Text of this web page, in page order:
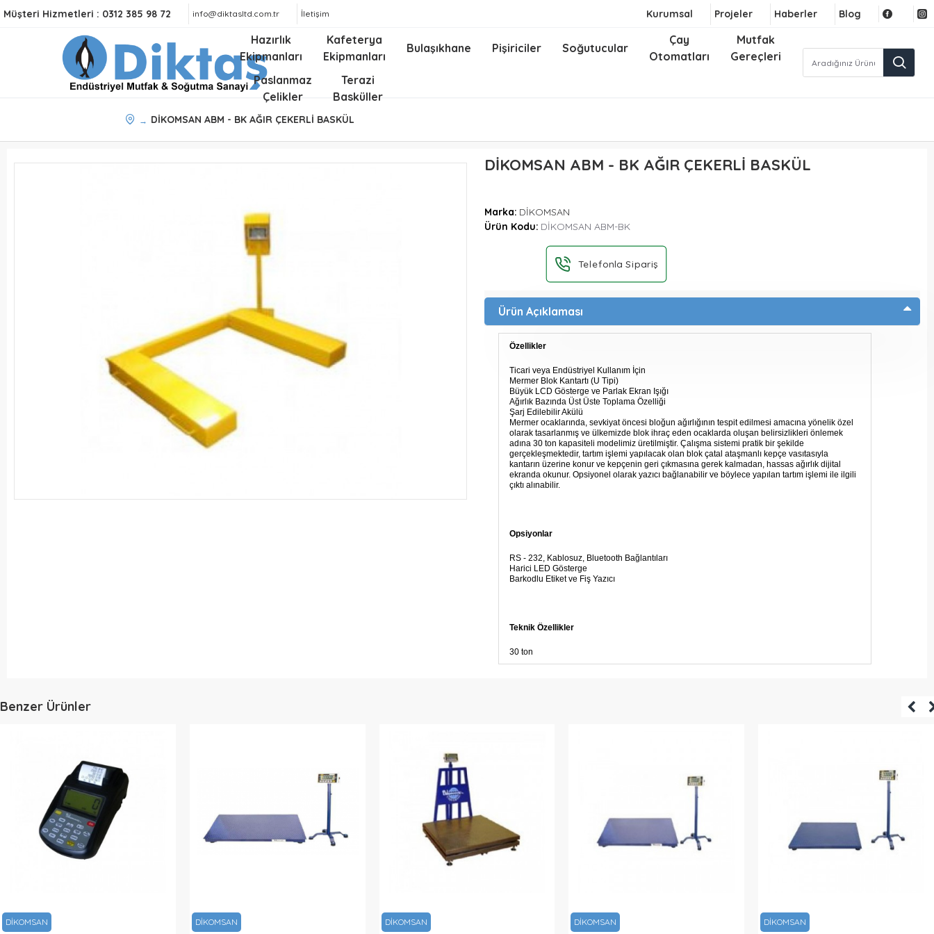
Müşteri Hizmetleri : 0312 385 98 72 info@diktasltd.com.tr İletişim Kurumsal Projeler Haberler Blog
Hazırlık
Ekipmanları
Kafeterya
Ekipmanları
Bulaşıkhane Pişiriciler Soğutucular
Çay
Otomatları
Mutfak
Gereçleri
Paslanmaz
Çelikler
Terazi
Basküller
DİKOMSAN ABM - BK AĞIR ÇEKERLİ BASKÜL
DİKOMSAN ABM - BK AĞIR ÇEKERLİ BASKÜL
Marka: DİKOMSAN
Ürün Kodu: DİKOMSAN ABM-BK
Telefonla Sipariş
Ürün Açıklaması
Özellikler
Ticari veya Endüstriyel Kullanım İçin
Mermer Blok Kantartı (U Tipi)
Büyük LCD Gösterge ve Parlak Ekran Işığı
Ağırlık Bazında Üst Üste Toplama Özelliği
Şarj Edilebilir Akülü
Mermer ocaklarında, sevkiyat öncesi bloğun ağırlığının tespit edilmesi amacına yönelik özel
olarak tasarlanmış ve ülkemizde blok ihraç eden ocaklarda oluşan belirsizlikleri önlemek
adına 30 ton kapasiteli modelimiz üretilmiştir. Çalışma sistemi pratik bir şekilde
gerçekleşmektedir, tartım işlemi yapılacak olan blok çatal ataşmanlı kepçe vasıtasıyla
kantarın üzerine konur ve kepçenin geri çıkmasına gerek kalmadan, hassas ağırlık dijital
ekranda okunur. Opsiyonel olarak yazıcı bağlanabilir ve böylece yapılan tartım işlemi ile ilgili
çıktı alınabilir.
Opsiyonlar
RS - 232, Kablosuz, Bluetooth Bağlantıları
Harici LED Gösterge
Barkodlu Etiket ve Fiş Yazıcı
Teknik Özellikler
30 ton
Benzer Ürünler
DİKOMSAN DİKOMSAN DİKOMSAN DİKOMSAN DİKOMSAN